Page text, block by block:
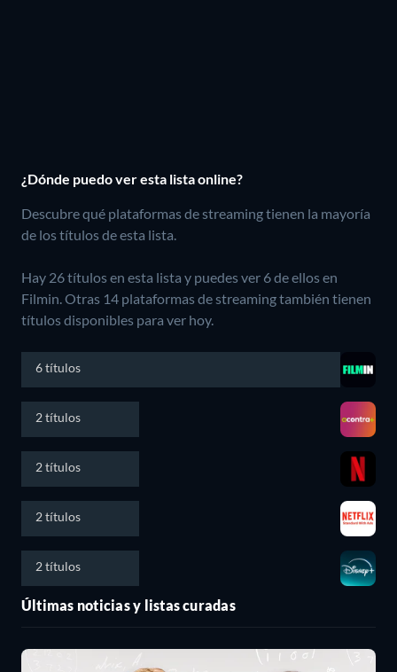
¿Dónde puedo ver esta lista online?
Descubre qué plataformas de streaming tienen la mayoría
de los títulos de esta lista.
Hay 26 títulos en esta lista y puedes ver 6 de ellos en
Filmin.Otras 14 plataformas de streaming también tienen
títulos disponibles para ver hoy.
6 títulos
2 títulos
2 títulos
2 títulos
2 títulos
Últimas noticias y listas curadas